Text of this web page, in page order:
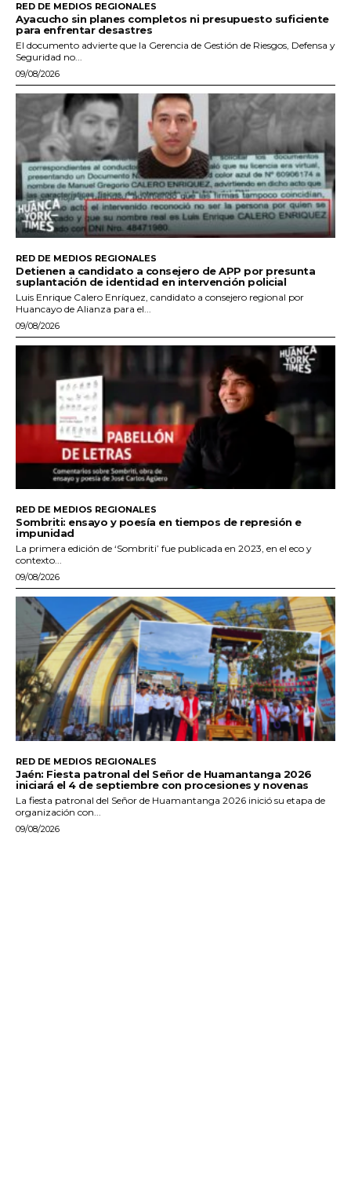
RED DE MEDIOS REGIONALES
Ayacucho sin planes completos ni presupuesto suficiente
para enfrentar desastres
El documento advierte que la Gerencia de Gestión de Riesgos, Defensa y
Seguridad no...
09/08/2026
RED DE MEDIOS REGIONALES
Detienen a candidato a consejero de APP por presunta
suplantación de identidad en intervención policial
Luis Enrique Calero Enríquez, candidato a consejero regional por
Huancayo de Alianza para el...
09/08/2026
RED DE MEDIOS REGIONALES
Sombriti: ensayo y poesía en tiempos de represión e
impunidad
La primera edición de ‘Sombriti’ fue publicada en 2023, en el eco y
contexto...
09/08/2026
RED DE MEDIOS REGIONALES
Jaén: Fiesta patronal del Señor de Huamantanga 2026
iniciará el 4 de septiembre con procesiones y novenas
La fiesta patronal del Señor de Huamantanga 2026 inició su etapa de
organización con...
09/08/2026